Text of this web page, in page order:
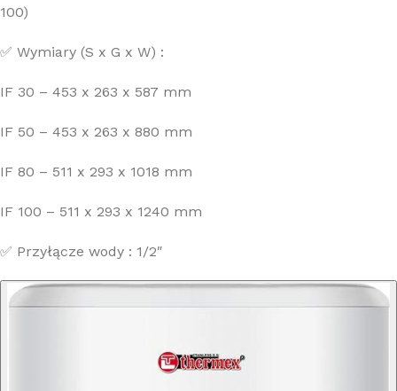
100)
✅ Wymiary (S x G x W) :
IF 30 – 453 x 263 x 587 mm
IF 50 – 453 x 263 x 880 mm
IF 80 – 511 x 293 x 1018 mm
IF 100 – 511 x 293 x 1240 mm
✅ Przyłącze wody : 1/2″